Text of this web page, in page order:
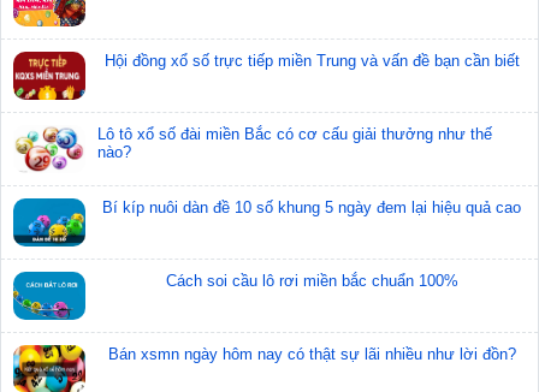
Xem trực tiếp kết quả xổ số hôm nay trên Xổ Số KT
Hội đồng xổ số trực tiếp miền Trung và vấn đề bạn cần biết
Lô tô xổ số đài miền Bắc có cơ cấu giải thưởng như thế
nào?
Bí kíp nuôi dàn đề 10 số khung 5 ngày đem lại hiệu quả cao
Cách soi cầu lô rơi miền bắc chuẩn 100%
Bán xsmn ngày hôm nay có thật sự lãi nhiều như lời đồn?